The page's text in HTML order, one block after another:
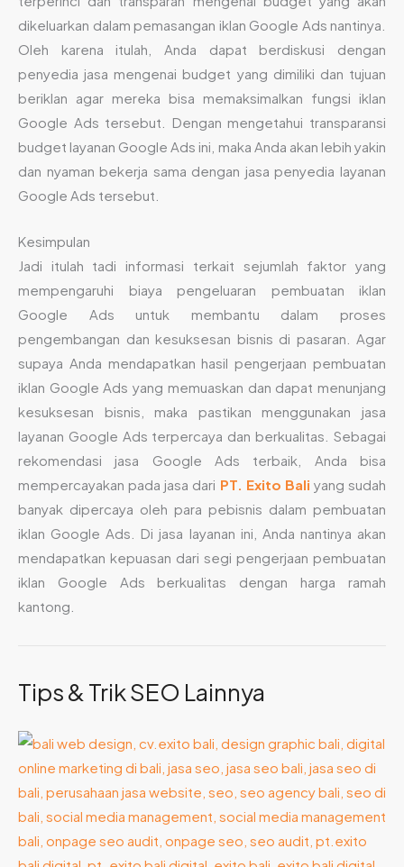
dikeluarkan dalam pemasangan iklan Google Ads nantinya.
Oleh karena itulah, Anda dapat berdiskusi dengan
penyedia jasa mengenai budget yang dimiliki dan tujuan
beriklan agar mereka bisa memaksimalkan fungsi iklan
Google Ads tersebut. Dengan mengetahui transparansi
budget layanan Google Ads ini, maka Anda akan lebih yakin
dan nyaman bekerja sama dengan jasa penyedia layanan
Google Ads tersebut.
Kesimpulan
Jadi itulah tadi informasi terkait sejumlah faktor yang
mempengaruhi biaya pengeluaran pembuatan iklan
Google Ads untuk membantu dalam proses
pengembangan dan kesuksesan bisnis di pasaran. Agar
supaya Anda mendapatkan hasil pengerjaan pembuatan
iklan Google Ads yang memuaskan dan dapat menunjang
kesuksesan bisnis, maka pastikan menggunakan jasa
layanan Google Ads terpercaya dan berkualitas. Sebagai
rekomendasi jasa Google Ads terbaik, Anda bisa
mempercayakan pada jasa dari PT. Exito Bali yang sudah
banyak dipercaya oleh para pebisnis dalam pembuatan
iklan Google Ads. Di jasa layanan ini, Anda nantinya akan
mendapatkan kepuasan dari segi pengerjaan pembuatan
iklan Google Ads berkualitas dengan harga ramah
kantong.
Tips & Trik SEO Lainnya